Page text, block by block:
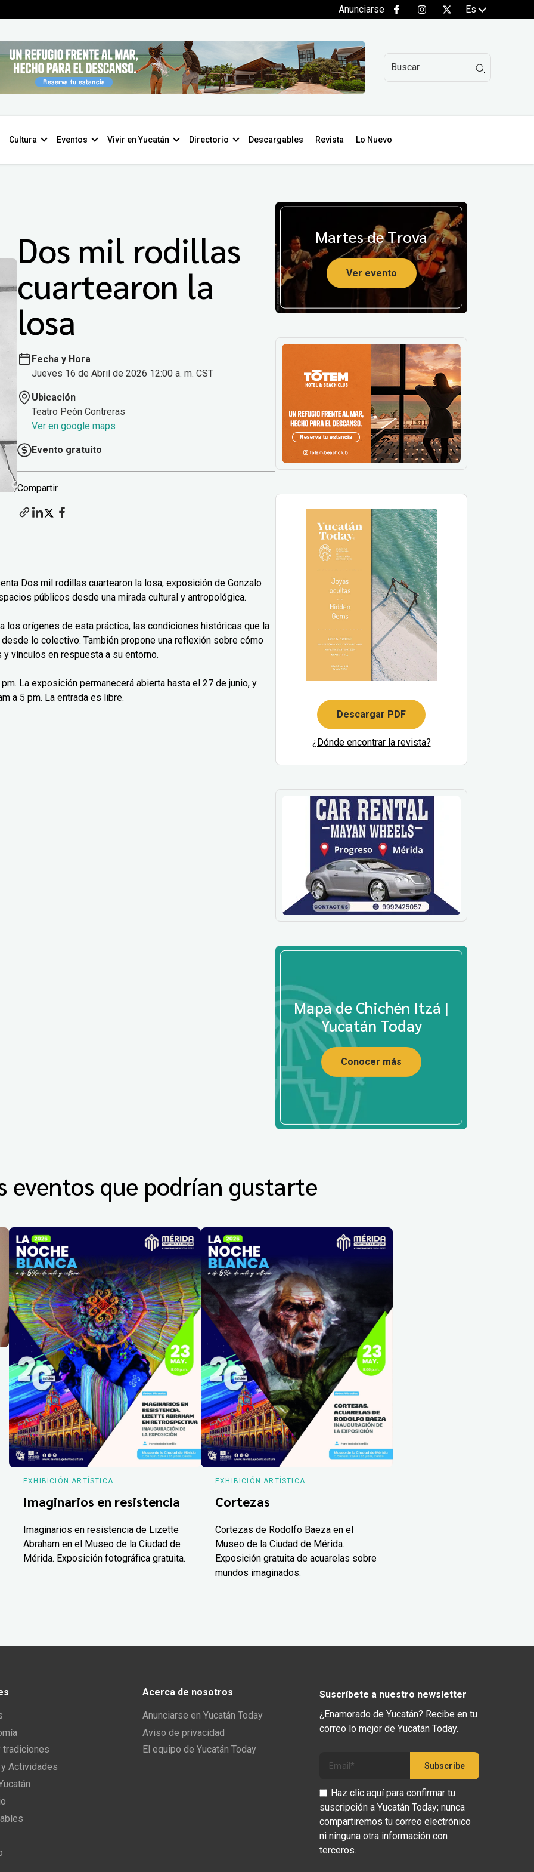
Anunciarse Es
Cultura Eventos Vivir en Yucatán Directorio Descargables Revista Lo Nuevo
Dos mil rodillas
cuartearon la
losa
Fecha y Hora
Jueves 16 de Abril de 2026 12:00 a. m. CST
Ubicación
Teatro Peón Contreras
Ver en google maps
Evento gratuito
Compartir
Dos mil rodillas cuartearon la losa, exposición de Gonzalo
públicos desde una mirada cultural y antropológica.
los orígenes de esta práctica, las condiciones históricas que la
lo colectivo. También propone una reflexión sobre cómo
vínculos en respuesta a su entorno.
La exposición permanecerá abierta hasta el 27 de junio, y
a 5 pm. La entrada es libre.
Martes de Trova
Ver evento
Descargar PDF
¿Dónde encontrar la revista?
Mapa de Chichén Itzá |
Yucatán Today
Conocer más
eventos que podrían gustarte
EXHIBICIÓN ARTÍSTICA
Imaginarios en resistencia
Imaginarios en resistencia de Lizette
Abraham en el Museo de la Ciudad de
Mérida. Exposición fotográfica gratuita.
EXHIBICIÓN ARTÍSTICA
Cortezas
Cortezas de Rodolfo Baeza en el
Museo de la Ciudad de Mérida.
Exposición gratuita de acuarelas sobre
mundos imaginados.
tradiciones
Actividades
Acerca de nosotros
Anunciarse en Yucatán Today
Aviso de privacidad
El equipo de Yucatán Today
Suscríbete a nuestro newsletter
¿Enamorado de Yucatán? Recibe en tu
correo lo mejor de Yucatán Today.
Haz clic aquí para confirmar tu
suscripción a Yucatán Today; nunca
compartiremos tu correo electrónico
ni ninguna otra información con
terceros.